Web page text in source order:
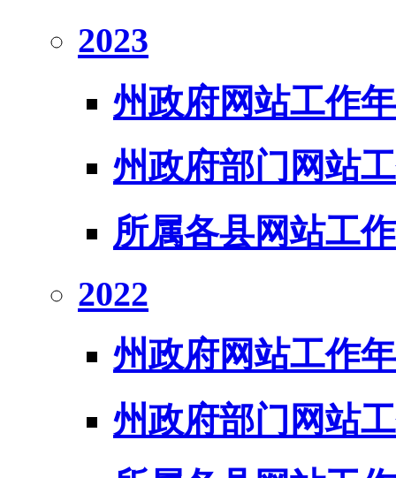
2023
州政府网站工作
州政府部门网站
所属各县网站工
2022
州政府网站工作
州政府部门网站